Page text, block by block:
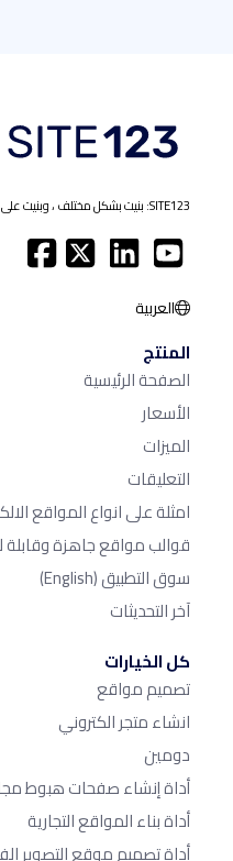
SITE123: بنيت بشكل مختلف ، وبنيت على نحو أفضل.
العربية
المنتج
الصفحة الرئيسية
الأسعار
الميزات
التعليقات
امثلة على انواع المواقع
قوالب مواقع جاهزة وقابلة
سوق التطبيق(English)
آخر التحديثات
كل الخيارات
تصميم مواقع
انشاء متجر الكتروني
دومين
أداة إنشاء صفحات هبوط
أداة بناء المواقع التجارية
أداة تصميم موقع التصوير